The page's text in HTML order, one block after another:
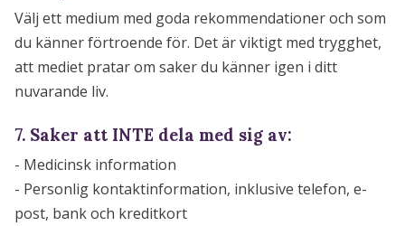
Välj ett medium med goda rekommendationer och som
du känner förtroende för. Det är viktigt med trygghet,
att mediet pratar om saker du känner igen i ditt
nuvarande liv.
7. Saker att INTE dela med sig av:
- Medicinsk information
- Personlig kontaktinformation, inklusive telefon, e-
post, bank och kreditkort